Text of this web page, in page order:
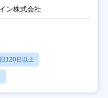
ン株式会社
120日以上